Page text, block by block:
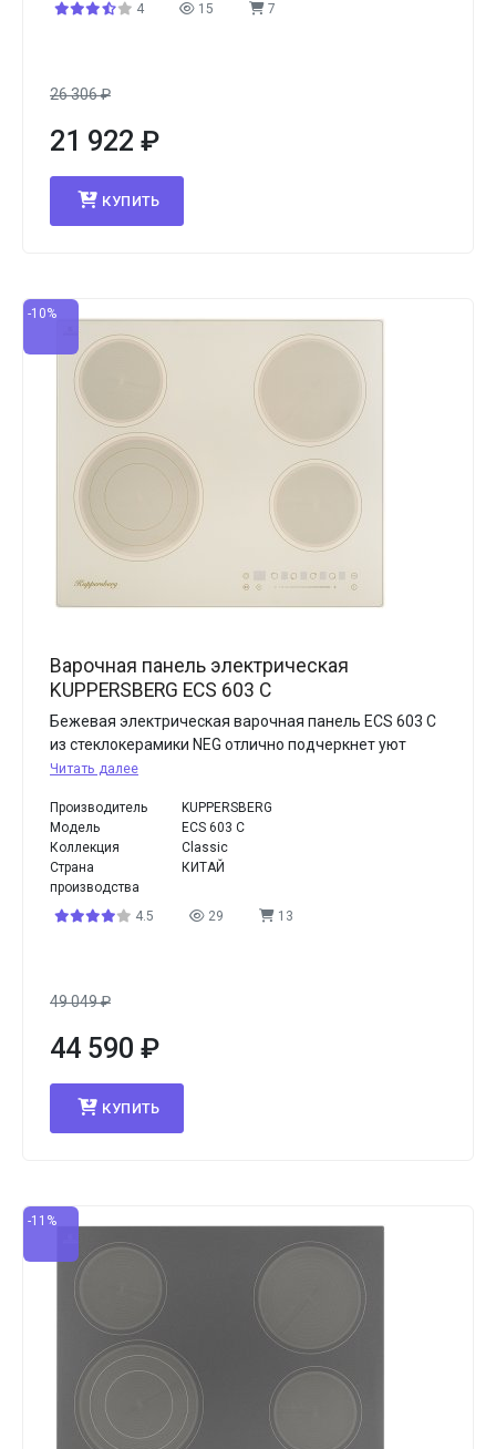
4 15 7
26 306₽
21 922 ₽
КУПИТЬ
-10%
Варочная панель электрическая
KUPPERSBERG ECS 603 C
Бежевая электрическая варочная панель ECS 603 C
из стеклокерамики NEG отлично подчеркнет уют
Читать далее
Производитель
KUPPERSBERG
Модель
ECS 603 C
Коллекция
Classic
Страна
производства
КИТАЙ
4.5 29 13
49 049₽
44 590 ₽
КУПИТЬ
-11%